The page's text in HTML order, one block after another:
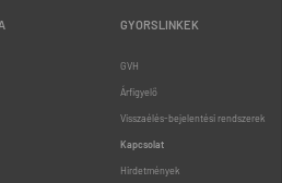
GYORSLINKEK
GVH
Árfigyelő
Visszaélés-bejelentési rendszerek
Kapcsolat
Hirdetmények